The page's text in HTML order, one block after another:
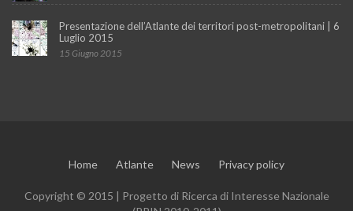
"
Presentazione dell’Atlante dei territori post-metropolitani | 6
Luglio 2015
15 Giugno 2015
Home Atlante News Privacy policy
Copyright © 2015 | Progetto di Ricerca di Interesse Nazionale